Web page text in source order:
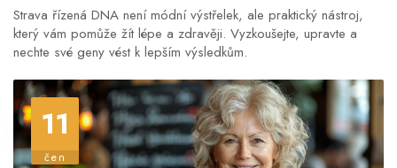
Strava řízená DNA není módní výstřelek, ale praktický nástroj,
který vám pomůže žít lépe a zdravěji. Vyzkoušejte, upravte a
nechte své geny vést k lepším výsledkům.
11
čen